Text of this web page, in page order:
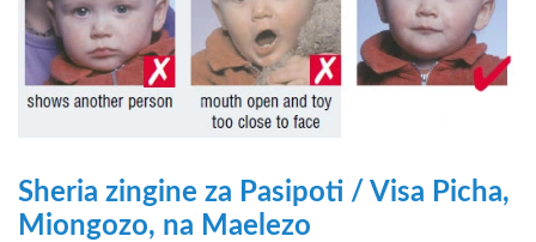
Sheria zingine za Pasipoti / Visa Picha,
Miongozo, na Maelezo